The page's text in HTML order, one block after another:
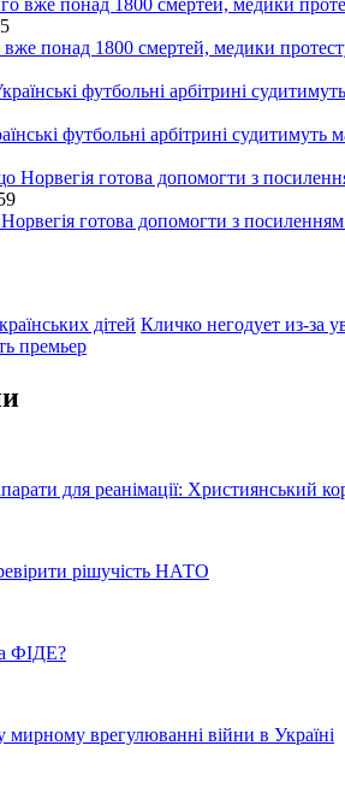
понад 1800 смертей, медики
футбольні арбітрині судитимуть
готова допомогти з
дітей Кличко негодует из-за
премьер
для реанімації:
рішучість НАТО
ФІДЕ?
мирному врегулюванні війни в Україні